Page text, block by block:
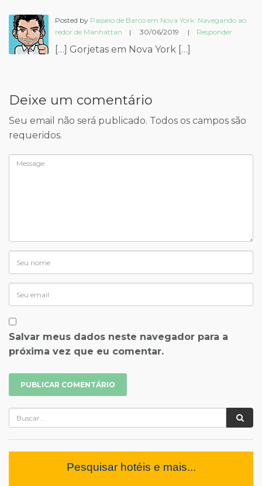
Posted by Passeio de Barco em Nova York: Navegando ao
redor de Manhattan
| 30/06/2019 | Responder
[…] Gorjetas em Nova York […]
Deixe um comentário
Seu email não será publicado. Todos os campos são
requeridos.
Salvar meus dados neste navegador para a
próxima vez que eu comentar.
Pesquisar hotéis e mais...